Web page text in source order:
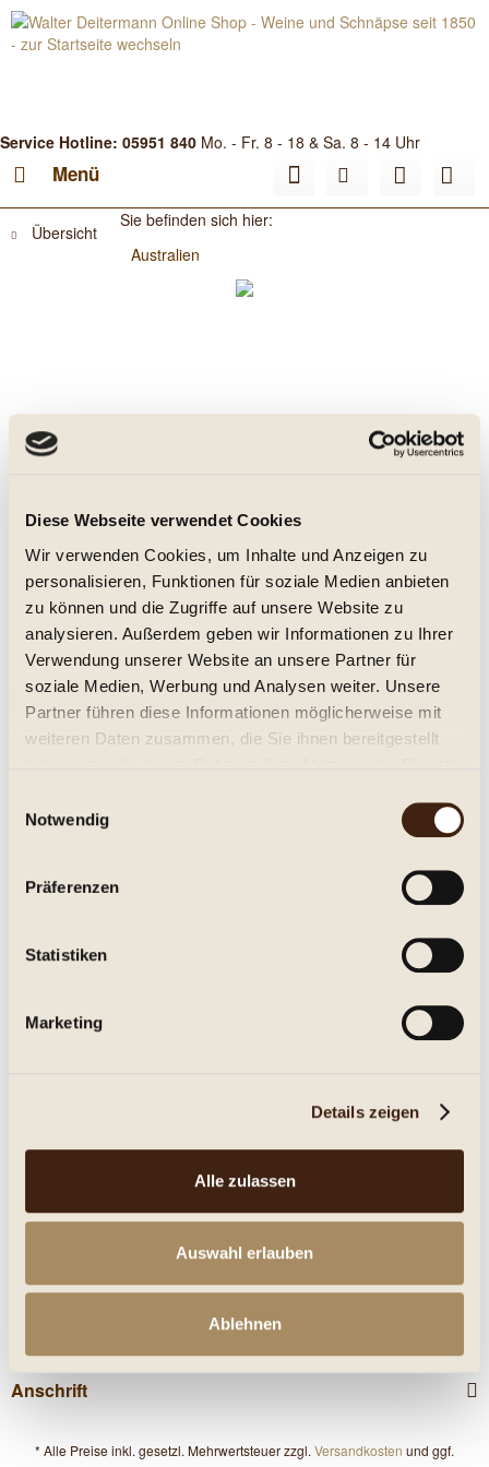
Diese Webseite verwendet Cookies
Wir verwenden Cookies, um Inhalte und Anzeigen zu
personalisieren, Funktionen für soziale Medien anbieten
zu können und die Zugriffe auf unsere Website zu
analysieren. Außerdem geben wir Informationen zu Ihrer
Verwendung unserer Website an unsere Partner für
soziale Medien, Werbung und Analysen weiter. Unsere
Partner führen diese Informationen möglicherweise mit
weiteren Daten zusammen, die Sie ihnen bereitgestellt
Notwendig
Präferenzen
Statistiken
Marketing
Details zeigen
Alle zulassen
Auswahl erlauben
Ablehnen
Service Hotline: 05951 840 Mo. - Fr. 8 - 18 & Sa. 8 - 14 Uhr
Menü
Übersicht
Sie befinden sich hier:
Australien
RedHeads - Return of the Living Reds No.
trocken, non-vintage
49,95 € *
Inhalt:0.75 Liter (66,60 € * / 1 Liter)
inkl. MwSt.zzgl. Versandkosten
Sofort versandfertig, Lieferzeit ca. 1-3 Werktage**
Merken
RedHeads Wines - Return of the Living Red No. 6 Der Rotwein
Eigenschaften
Kunden haben sich ebenfalls angesehen
Shop Service
Anschrift
* Alle Preise inkl. gesetzl. Mehrwertsteuer zzgl. Versandkosten und ggf.